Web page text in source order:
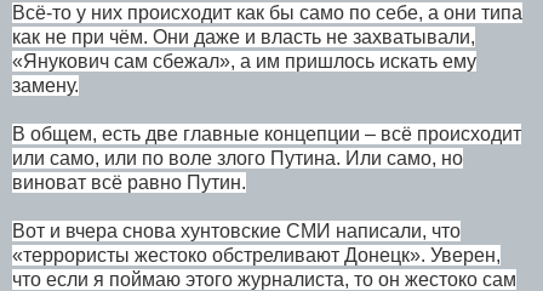
Всё-то у них происходит как бы само по себе, а они типа
как не при чём. Они даже и власть не захватывали,
«Янукович сам сбежал», а им пришлось искать ему
замену.
В общем, есть две главные концепции – всё происходит
или само, или по воле злого Путина. Или само, но
виноват всё равно Путин.
Вот и вчера снова хунтовские СМИ написали, что
«террористы жестоко обстреливают Донецк». Уверен,
что если я поймаю этого журналиста, то он жестоко сам